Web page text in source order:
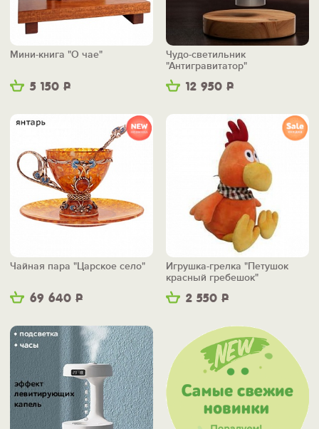
5 150 Р
Мини-книга "О чае"
12 950 Р
Чудо-светильник
"Антигравитатор"
69 640 Р
Чайная пара "Царское село"
2 550 Р
Игрушка-грелка "Петушок
красный гребешок"